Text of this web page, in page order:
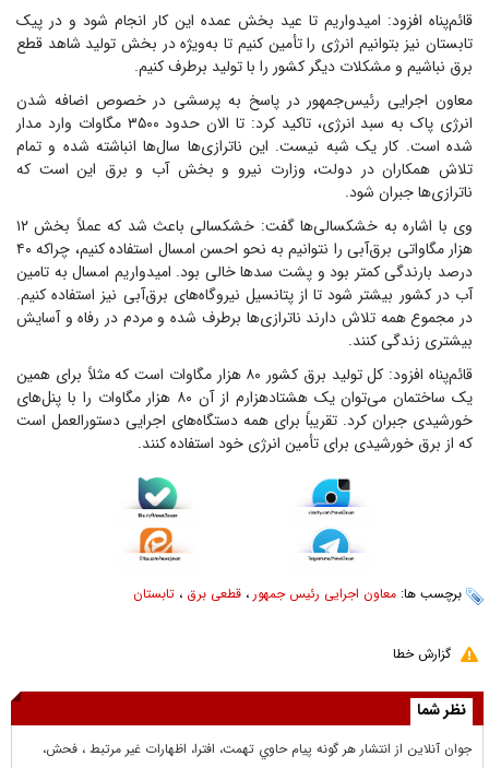
قائم‌پناه افزود: امیدواریم تا عید بخش عمده این کار انجام شود و در پیک
تابستان نیز بتوانیم انرژی را تأمین کنیم تا به‌ویژه در بخش تولید شاهد قطع
برق نباشیم و مشکلات دیگر کشور را با تولید برطرف کنیم.
معاون اجرایی رئیس‌جمهور در پاسخ به پرسشی در خصوص اضافه شدن
انرژی پاک به سبد انرژی، تاکید کرد: تا الان حدود ۳۵۰۰ مگاوات وارد مدار
شده است. کار یک شبه نیست. این ناترازی‌ها سال‌ها انباشته شده و تمام
تلاش همکاران در دولت، وزارت نیرو و بخش آب و برق این است که
ناترازی‌ها جبران شود.
وی با اشاره به خشکسالی‌ها گفت: خشکسالی باعث شد که عملاً بخش ۱۲
هزار مگاواتی برق‌آبی را نتوانیم به نحو احسن امسال استفاده کنیم، چراکه ۴۰
درصد بارندگی کمتر بود و پشت سد‌ها خالی بود. امیدواریم امسال به تامین
آب در کشور بیشتر شود تا از پتانسیل نیروگاه‌های برق‌آبی نیز استفاده کنیم.
در مجموع همه تلاش دارند ناترازی‌ها برطرف شده و مردم در رفاه و آسایش
بیشتری زندگی کنند.
قائم‌پناه افزود: کل تولید برق کشور ۸۰ هزار مگاوات است که مثلاً برای همین
یک ساختمان می‌توان یک هشتادهزارم از آن ۸۰ هزار مگاوات را با پنل‌های
خورشیدی جبران کرد. تقریباً برای همه دستگاه‌های اجرایی دستورالعمل است
که از برق خورشیدی برای تأمین انرژی خود استفاده کنند.
برچسب ها: معاون اجرایی رئیس جمهور ، قطعی برق ، تابستان
گزارش خطا
نظر شما
جوان آنلاين از انتشار هر گونه پيام حاوي تهمت، افترا، اظهارات غير مرتبط ، فحش،